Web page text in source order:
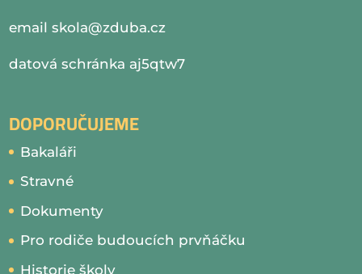
emailskola@zduba.cz
datová schránka aj5qtw7
DOPORUČUJEME
Bakaláři
Stravné
Dokumenty
Pro rodiče budoucích prvňáčku
Historie školy